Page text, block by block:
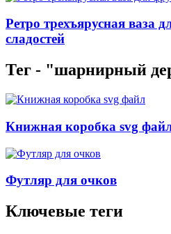
Ретро трехъярусная ваза
сладостей
Тег - "шарнирный
Книжная коробка svg
Футляр для очков
Ключевые теги